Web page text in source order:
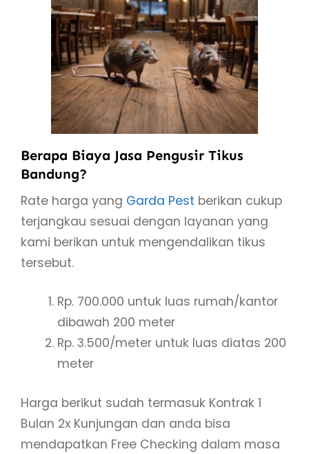
Berapa Biaya Jasa Pengusir Tikus
Bandung?
Rate harga yang Garda Pest berikan cukup
terjangkau sesuai dengan layanan yang
kami berikan untuk mengendalikan tikus
tersebut.
Rp. 700.000 untuk luas rumah/kantor
dibawah 200 meter
Rp. 3.500/meter untuk luas diatas 200
meter
Harga berikut sudah termasuk Kontrak 1
Bulan 2x Kunjungan dan anda bisa
mendapatkan Free Checking dalam masa